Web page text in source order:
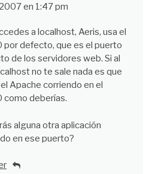
en 1:47 pm
a localhost, Aeris, usa el
por defecto, que es el puerto
de los servidores web. Si al
no te sale nada es que
Apache corriendo en el
como deberías.
alguna otra aplicación
en ese puerto?